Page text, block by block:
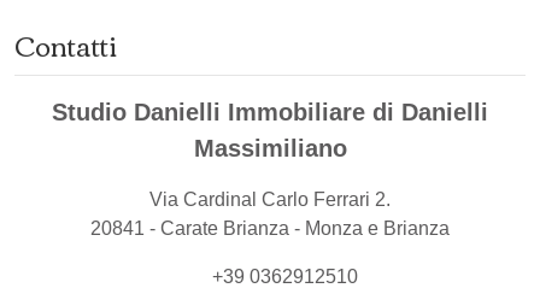
Contatti
Studio Danielli Immobiliare di Danielli
Massimiliano
Via Cardinal Carlo Ferrari 2.
20841 - Carate Brianza - Monza e Brianza
+39 0362912510